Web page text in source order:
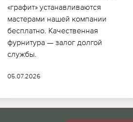
«графит» устанавливаются
мастерами нашей компании
бесплатно. Качественная
фурнитура — залог долгой
службы.
05.07.2026